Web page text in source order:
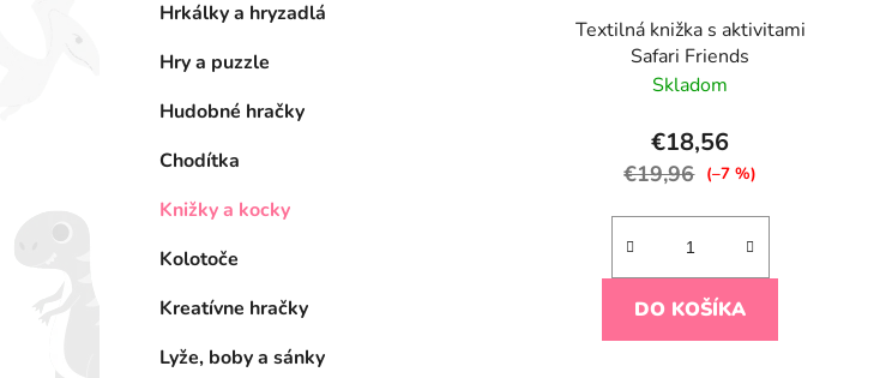
Hrkálky a hryzadlá
Hry a puzzle
Hudobné hračky
Chodítka
Knižky a kocky
Kolotoče
Kreatívne hračky
Lyže, boby a sánky
Textilná knižka s aktivitami
Safari Friends
Skladom
€18,56
€19,96 (–7 %)
DO KOŠÍKA